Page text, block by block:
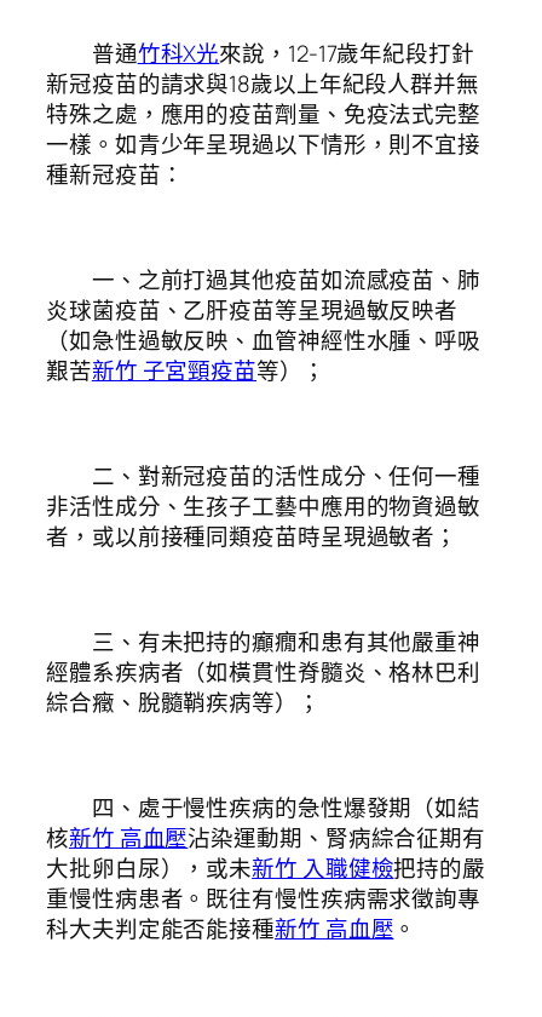
普通竹科X光來說，12-17歲年紀段打針
新冠疫苗的請求與18歲以上年紀段人群并無
特殊之處，應用的疫苗劑量、免疫法式完整
一樣。如青少年呈現過以下情形，則不宜接
種新冠疫苗：
一、之前打過其他疫苗如流感疫苗、肺
炎球菌疫苗、乙肝疫苗等呈現過敏反映者
（如急性過敏反映、血管神經性水腫、呼吸
艱苦新竹 子宮頸疫苗等）；
二、對新冠疫苗的活性成分、任何一種
非活性成分、生孩子工藝中應用的物資過敏
者，或以前接種同類疫苗時呈現過敏者；
三、有未把持的癲癇和患有其他嚴重神
經體系疾病者（如橫貫性脊髓炎、格林巴利
綜合癥、脫髓鞘疾病等）；
四、處于慢性疾病的急性爆發期（如結
核新竹 高血壓沾染運動期、腎病綜合征期有
大批卵白尿），或未新竹 入職健檢把持的嚴
重慢性病患者。既往有慢性疾病需求徵詢專
科大夫判定能否能接種新竹 高血壓 。